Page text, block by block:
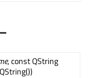
, const QString